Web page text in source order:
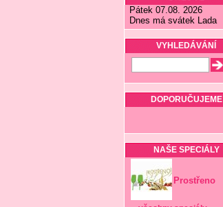
Pátek 07.08. 2026
Dnes má svátek Lada
VYHLEDÁVÁNÍ
DOPORUČUJEME
NAŠE SPECIÁLY
Prostřeno